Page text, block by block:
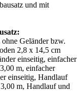
und mit
Geländer bzw.
2,8 x 14,5 cm
einseitig, einfacher
m, einfacher
einseitig, Handlauf
m, Handlauf und